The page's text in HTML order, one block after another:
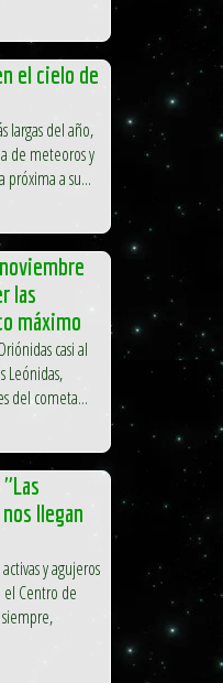
el cielo de
largas del año,
de meteoros y
próxima a su...
las
máximo
casi al
Leónidas,
del cometa...
llegan
y agujeros
el Centro de